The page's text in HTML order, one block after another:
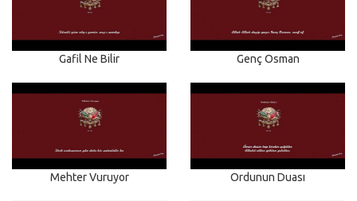
Gafil Ne Bilir Genç Osman
Mehter Vuruyor Ordunun Duası